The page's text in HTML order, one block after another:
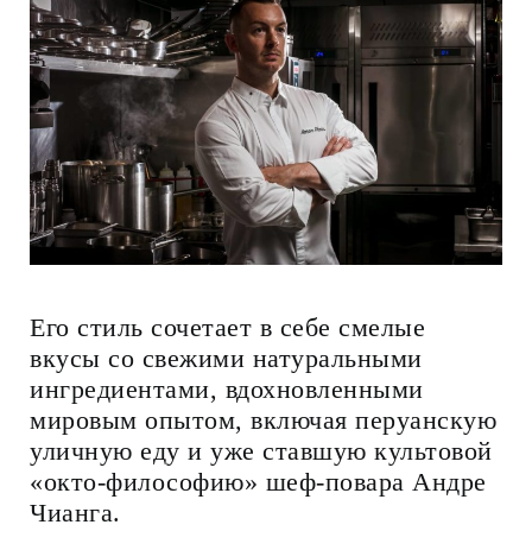
Его стиль сочетает в себе смелые
вкусы со свежими натуральными
ингредиентами, вдохновленными
мировым опытом, включая перуанскую
уличную еду и уже ставшую культовой
«окто-философию» шеф-повара Андре
Чианга.